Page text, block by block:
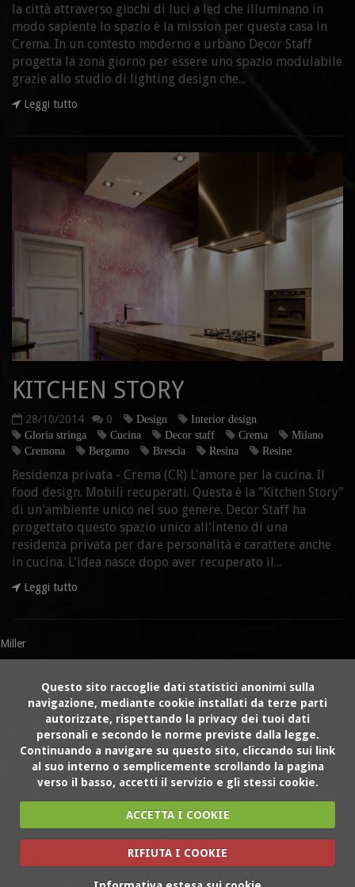
la città attraverso giochi di luci a led che illuminano in
modo sapiente lo spazio è la mission per questa casa in
Crema. In un contesto moderno e urbano Decor Staff
progetta la zona giorno per essere uno spazio modulabile
grazie allo studio di lighting design che...
Leggi tutto
KITCHEN STORY
28/10/2014 0 Design
Interior design
Gloria stringa
Cucina Decor staff Crema
Milano
Cremona
Bergamo Brescia Resina Resine
Residenza privata - Crema (CR) L'amore per la cucina. Il
food design. Mobili recuperati. Questa è la "Kitchen Story"
di un'ambiente unico nel suo genere. Decor Staff ha
progettato questo spazio unico all'inteno di una
residenza privata per dare personalità e carattere anche
in cucina. L'idea nasce dopo aver recuperato il...
Leggi tutto
Miller
Questo sito raccoglie dati statistici anonimi sulla
navigazione, mediante cookie installati da terze parti
autorizzate, rispettando la privacy dei tuoi dati
personali e secondo le norme previste dalla legge.
Continuando a navigare su questo sito, cliccando sui link
al suo interno o semplicemente scrollando la pagina
verso il basso, accetti il servizio e gli stessi cookie.
ACCETTA I COOKIE
RIFIUTA I COOKIE